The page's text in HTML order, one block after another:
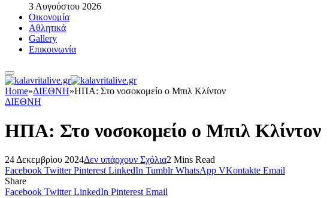
3 Αυγούστου 2026
Οικονομία
Αθλητικά
Gallery
Επικοινωνία
Home»ΔΙΕΘΝΗ»ΗΠΑ: Στο νοσοκομείο ο Μπιλ Κλίντον
ΔΙΕΘΝΗ
ΗΠΑ: Στο νοσοκομείο ο Μπιλ Κλίντον
24 Δεκεμβρίου 2024Δεν υπάρχουν Σχόλια2 Mins Read
Facebook Twitter Pinterest LinkedIn Tumblr WhatsApp VKontakte Email
Share
Facebook Twitter LinkedIn Pinterest Email